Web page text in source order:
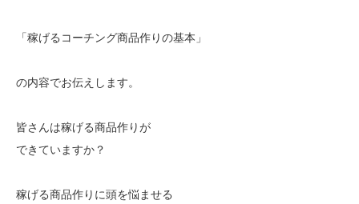
「稼げるコーチング商品作りの基本」
の内容でお伝えします。
皆さんは稼げる商品作りが
できていますか？
稼げる商品作りに頭を悩ませる